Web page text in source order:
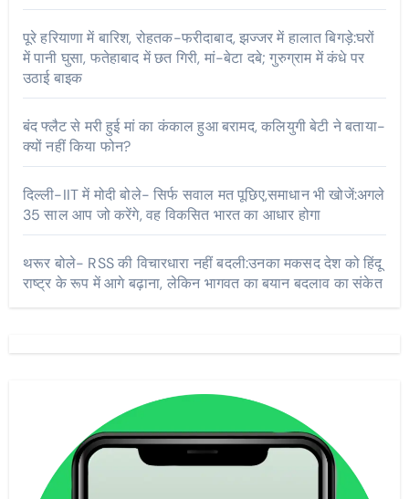
पूरे हरियाणा में बारिश, रोहतक-फरीदाबाद, झज्जर में हालात बिगड़े:घरों
में पानी घुसा, फतेहाबाद में छत गिरी, मां-बेटा दबे; गुरुग्राम में कंधे पर
उठाई बाइक
बंद फ्लैट से मरी हुई मां का कंकाल हुआ बरामद, कलियुगी बेटी ने बताया-
क्यों नहीं किया फोन?
दिल्ली-IIT में मोदी बोले- सिर्फ सवाल मत पूछिए,समाधान भी खोजें:अगले
35 साल आप जो करेंगे, वह विकसित भारत का आधार होगा
थरूर बोले- RSS की विचारधारा नहीं बदली:उनका मकसद देश को हिंदू
राष्ट्र के रूप में आगे बढ़ाना, लेकिन भागवत का बयान बदलाव का संकेत